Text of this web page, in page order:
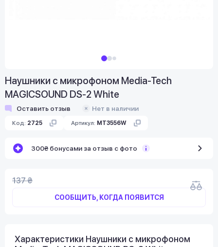
Наушники с микрофоном Media-Tech
MAGICSOUND DS-2 White
Оставить отзыв Нет в наличии
Код: 2725 Артикул: MT3556W
300₴ бонусами за отзыв с фото
137 ₴
СООБЩИТЬ, КОГДА ПОЯВИТСЯ
Характеристики Наушники с микрофоном